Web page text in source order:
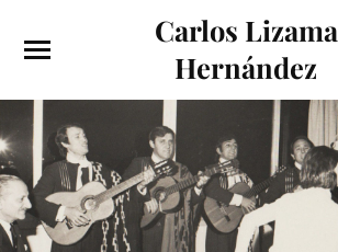
Carlos Lizama
Hernández